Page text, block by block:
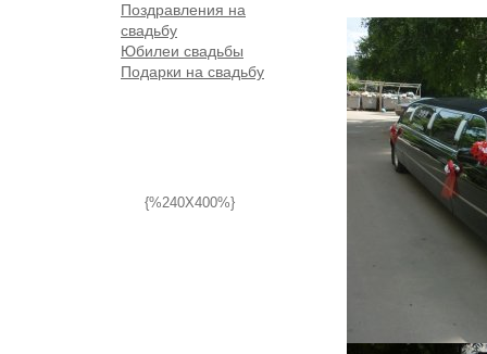
Поздравления на
свадьбу
Юбилеи свадьбы
Подарки на свадьбу
{%240X400%}